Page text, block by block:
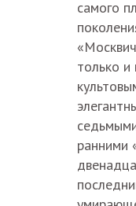
самого
только и
ранними